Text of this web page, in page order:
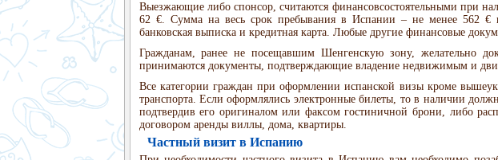
Выезжающие либо спонсор, считаются финансовсостоятельными при
62 €. Сумма на весь срок пребывания в Испании – не менее 562 €
банковская выписка и кредитная карта. Любые другие финансовые
Гражданам, ранее не посещавшим Шенгенскую зону, желательно
принимаются документы, подтверждающие владение недвижимым и
Все категории граждан при оформлении испанской визы кроме
транспорта. Если оформлялись электронные билеты, то в наличии
подтвердив его оригиналом или факсом гостиничной брони, либо
договором аренды виллы, дома, квартиры.
Частный визит в Испанию